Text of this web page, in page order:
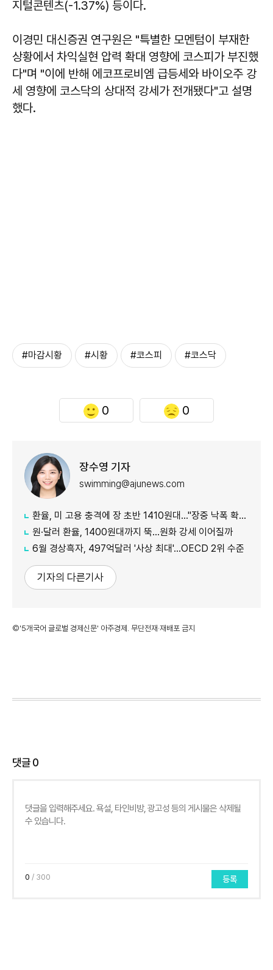
지털콘텐츠(-1.37%) 등이다.
이경민 대신증권 연구원은 "특별한 모멘텀이 부재한
상황에서 차익실현 압력 확대 영향에 코스피가 부진했
다"며 "이에 반해 에코프로비엠 급등세와 바이오주 강
세 영향에 코스닥의 상대적 강세가 전개됐다"고 설명
했다.
#마감시황 #시황 #코스피 #코스닥
0 0
장수영 기자
swimming@ajunews.com
환율, 미 고용 충격에 장 초반 1410원대…"장중 낙폭 확대 전망"
원·달러 환율, 1400원대까지 뚝…원화 강세 이어질까
6월 경상흑자, 497억달러 '사상 최대'…OECD 2위 수준
기자의 다른기사
©'5개국어 글로벌 경제신문' 아주경제. 무단전재·재배포 금지
댓글0
0 / 300 등록